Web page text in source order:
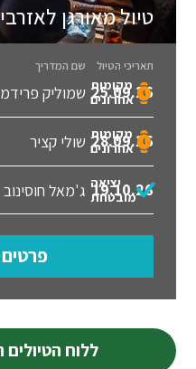
טיול מאורגן
תאריכי הטיול שם המדריך
25.09.26 שמוליק מקומות
אחרונים
28.09.26 שולי קציר מקומות
אחרונים
19.10.26 ג'מאל חוסינוב יציאה
מובטחת
ללוח